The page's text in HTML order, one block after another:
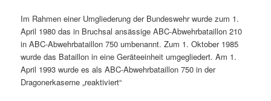
Im Rahmen einer Umgliederung der Bundeswehr wurde zum 1.
April 1980 das in Bruchsal ansässige ABC-Abwehrbataillon 210
in ABC-Abwehrbataillon 750 umbenannt. Zum 1. Oktober 1985
wurde das Bataillon in eine Geräteeinheit umgegliedert. Am 1.
April 1993 wurde es als ABC-Abwehrbataillon 750 in der
Dragonerkaserne „reaktiviert“